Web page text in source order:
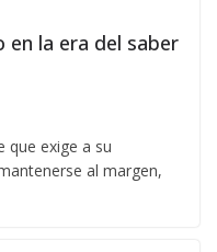
en la era del saber
que exige a su
al margen,